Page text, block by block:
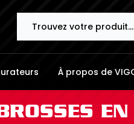
À propos de